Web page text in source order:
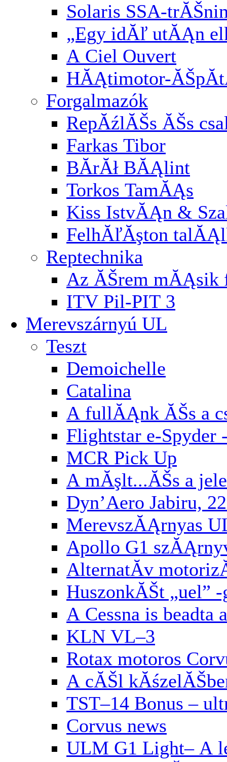
Solaris SSA-
„Egy idĂľ utĂĄn
A Ciel Ouvert
HĂĄtimotor-
Forgalmazók
RepĂźlĂŠs ĂŠs
Farkas Tibor
BĂ­rĂł BĂĄlint
Torkos TamĂĄs
Kiss IstvĂĄn &
FelhĂľĂşton
Reptechnika
Az ĂŠrem mĂĄsik
ITV Pil-PIT 3
Merevszárnyú UL
Teszt
Demoichelle
Catalina
A fullĂĄnk ĂŠs a
Flightstar e-Spyder
MCR Pick Up
A mĂşlt...ĂŠs a
Dyn’Aero Jabiru,
MerevszĂĄrnyas
Apollo G1
AlternatĂ­v
HuszonkĂŠt „uel”
A Cessna is beadta
KLN VL–3
Rotax motoros
A cĂŠl
TST–14 Bonus –
Corvus news
ULM G1 Light– A